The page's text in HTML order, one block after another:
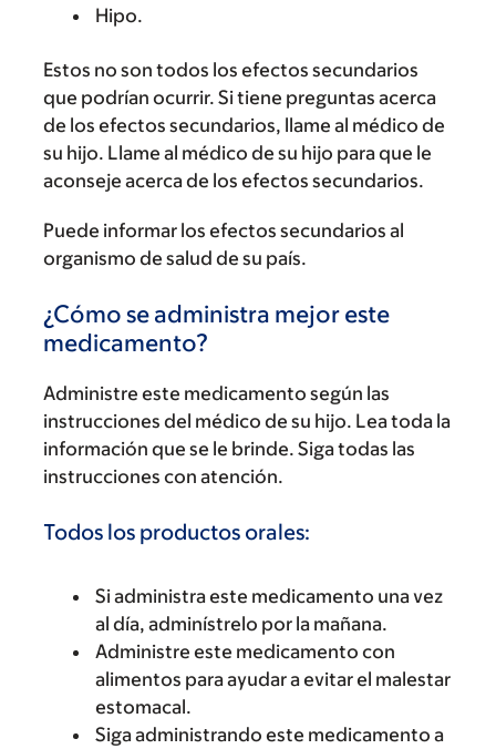
Hipo.
Estos no son todos los efectos secundarios
que podrían ocurrir. Si tiene preguntas acerca
de los efectos secundarios, llame al médico de
su hijo. Llame al médico de su hijo para que le
aconseje acerca de los efectos secundarios.
Puede informar los efectos secundarios al
organismo de salud de su país.
¿Cómo se administra mejor este
medicamento?
Administre este medicamento según las
instrucciones del médico de su hijo. Lea toda la
información que se le brinde. Siga todas las
instrucciones con atención.
Todos los productos orales:
Si administra este medicamento una vez
al día, adminístrelo por la mañana.
Administre este medicamento con
alimentos para ayudar a evitar el malestar
estomacal.
Siga administrando este medicamento a